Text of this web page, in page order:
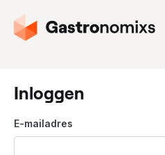
G
a
a
r
d
e
Inloggen
E-mailadres